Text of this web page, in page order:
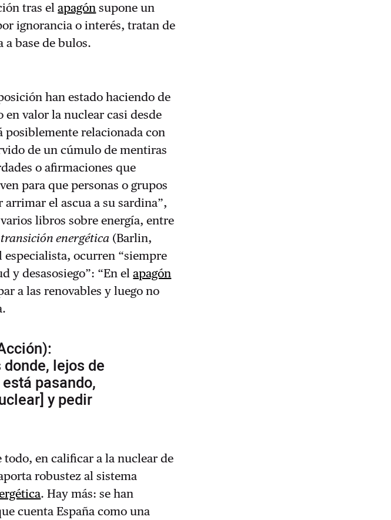
tras elapagón supone un
ignorancia o interés, tratan de
a base de bulos.
han estado haciendo de
en valor la nuclear casi desde
posiblemente relacionada con
de un cúmulo de mentiras
o afirmaciones que
para que personas o grupos
el ascua a su sardina”,
libros sobre energía, entre
energética (Barlin,
ocurren “siempre
y desasosiego”: “En elapagón
a las renovables y luego no
lejos de
pasando,
y pedir
en calificar a la nuclear de
robustez al sistema
. Hay más: se han
cuenta España como una